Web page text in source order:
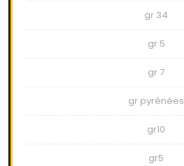
gr 34
gr 5
gr 7
gr pyrénées
gr10
gr5